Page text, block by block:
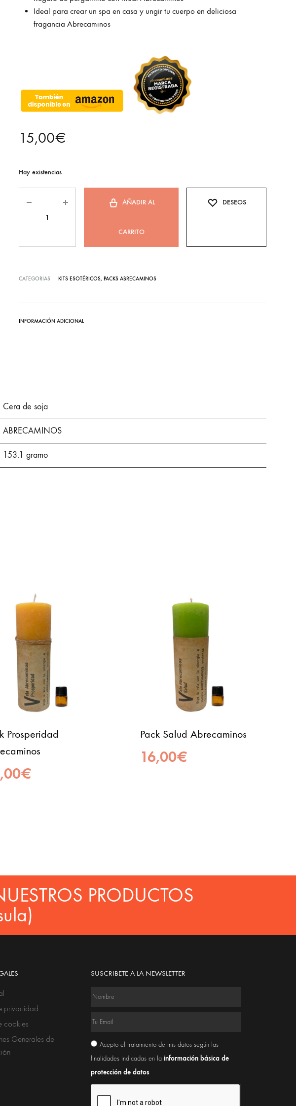
Ideal para crear un spa en casa y ungir tu cuerpo en deliciosa
fragancia Abrecaminos
15,00€
Hay existencias
AÑADIR AL
CARRITO
DESEOS
CATEGORIAS KITS ESOTÉRICOS, PACKS ABRECAMINOS
INFORMACIÓN ADICIONAL
Cera de soja
ABRECAMINOS
153.1 gramo
Prosperidad
€
Pack Salud Abrecaminos
16,00€
PRODUCTOS
privacidad
cookies
Generales de
SUSCRIBETE A LA NEWSLETTER
Acepto el tratamiento de mis datos según las
finalidades indicadas en la información básica de
protección de datos